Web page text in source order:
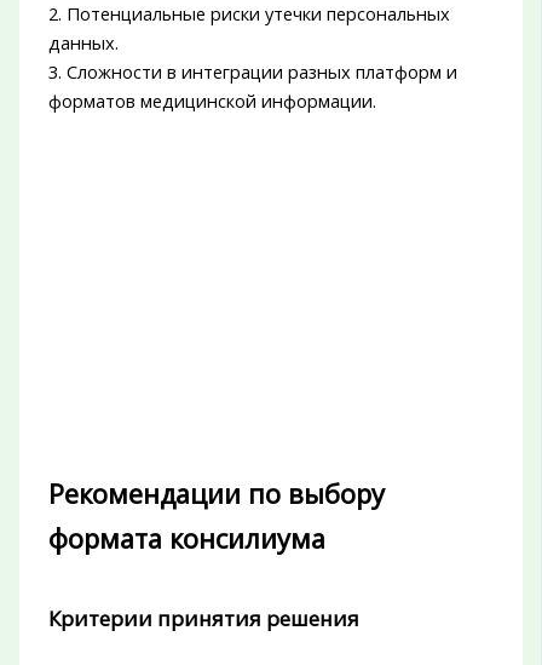
2. Потенциальные риски утечки персональных
данных.
3. Сложности в интеграции разных платформ и
форматов медицинской информации.
Рекомендации по выбору
формата консилиума
Критерии принятия решения